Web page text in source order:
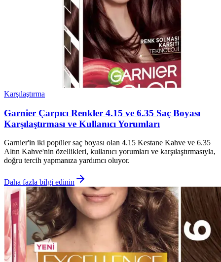
Karşılaştırma
Garnier Çarpıcı Renkler 4.15 ve 6.35 Saç Boyası
Karşılaştırması ve Kullanıcı Yorumları
Garnier'in iki popüler saç boyası olan 4.15 Kestane Kahve ve 6.35
Altın Kahve'nin özellikleri, kullanıcı yorumları ve karşılaştırmasıyla,
doğru tercih yapmanıza yardımcı oluyor.
Daha fazla bilgi edinin